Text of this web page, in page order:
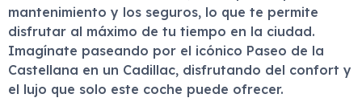
mantenimiento y los seguros, lo que te permite
disfrutar al máximo de tu tiempo en la ciudad.
Imagínate paseando por el icónico Paseo de la
Castellana en un Cadillac, disfrutando del confort y
el lujo que solo este coche puede ofrecer.